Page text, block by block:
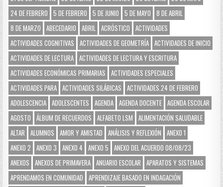
24 DE FEBRERO
5 DE FEBRERO 5 DE JUNIO 5 DE MAYO
8 DE ABRIL
8 DE MARZO
ABECEDARIO ABRIL ACRÓSTICO
ACTIVIDADES
ACTIVIDADES COGNITIVAS
ACTIVIDADES DE GEOMETRÍA ACTIVIDADES DE INICIO
ACTIVIDADES DE LECTURA ACTIVIDADES DE LECTURA Y ESCRITURA
ACTIVIDADES ECONÓMICAS PRIMARIAS
ACTIVIDADES ESPECIALES
ACTIVIDADES PARA ACTIVIDADES SILÁBICAS
ACTIVIDADES.24 DE FEBRERO
ADOLESCENCIA ADOLESCENTES AGENDA AGENDA DOCENTE AGENDA ESCOLAR
AGOSTO
ÁLBUM DE RECUERDOS ALFABETO LSM
ALIMENTACIÓN SALUDABLE
ALTAR
ALUMNOS AMOR Y AMISTAD ANÁLISIS Y REFLEXIÓN
ANEXO 1
ANEXO 2
ANEXO 3 ANEXO 4 ANEXO 5
ANEXO DEL ACUERDO 08/08/23
ANEXOS
ANEXOS DE PRIMAVERA ANUARIO ESCOLAR
APARATOS Y SISTEMAS
APRENDAMOS EN COMUNIDAD
APRENDIZAJE BASADO EN INDAGACIÓN